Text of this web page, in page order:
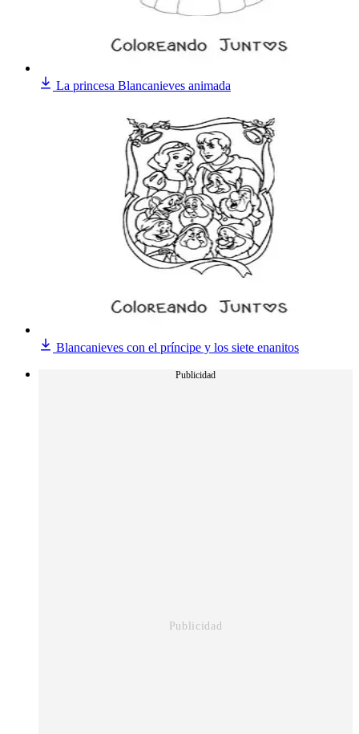
La princesa Blancanieves animada
Blancanieves con el príncipe y los siete enanitos